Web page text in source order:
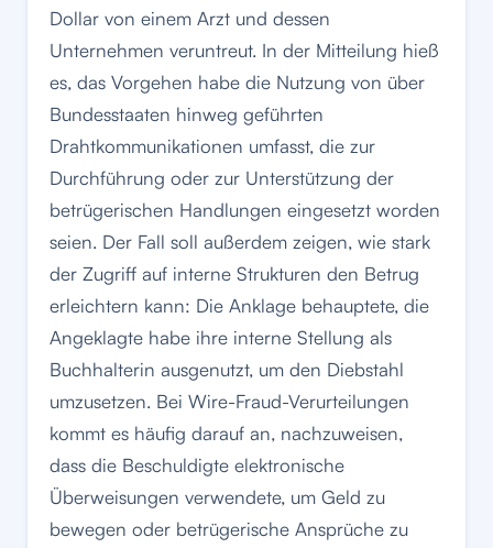
Dollar von einem Arzt und dessen
Unternehmen veruntreut. In der Mitteilung hieß
es, das Vorgehen habe die Nutzung von über
Bundesstaaten hinweg geführten
Drahtkommunikationen umfasst, die zur
Durchführung oder zur Unterstützung der
betrügerischen Handlungen eingesetzt worden
seien. Der Fall soll außerdem zeigen, wie stark
der Zugriff auf interne Strukturen den Betrug
erleichtern kann: Die Anklage behauptete, die
Angeklagte habe ihre interne Stellung als
Buchhalterin ausgenutzt, um den Diebstahl
umzusetzen. Bei Wire-Fraud-Verurteilungen
kommt es häufig darauf an, nachzuweisen,
dass die Beschuldigte elektronische
Überweisungen verwendete, um Geld zu
bewegen oder betrügerische Ansprüche zu